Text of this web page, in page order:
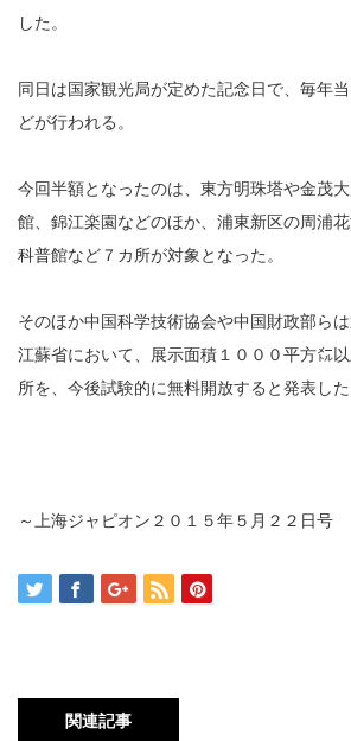
した。
同日は国家観光局が定めた記念日で、毎年
どが行われる。
今回半額となったのは、東方明珠塔や金茂
館、錦江楽園などのほか、浦東新区の周浦
科普館など７カ所が対象となった。
そのほか中国科学技術協会や中国財政部らは
江蘇省において、展示面積１０００平方㍍
所を、今後試験的に無料開放すると発表した
～上海ジャピオン２０１５年５月２２日号
関連記事